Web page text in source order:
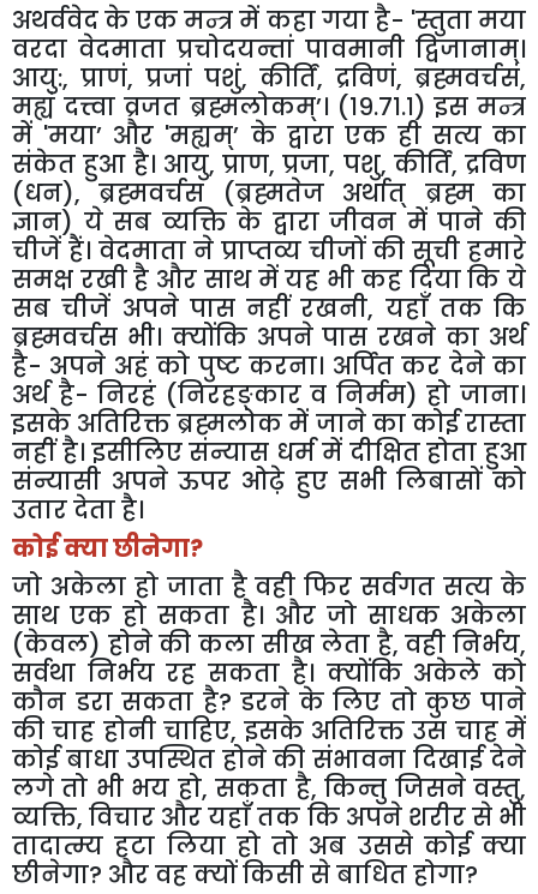
अथर्ववेद के एक मन्त्र में कहा गया है- 'स्तुता मया
वरदा वेदमाता प्रचोदयन्तां पावमानी द्विजानाम्।
आयु:, प्राणं, प्रजां पशुं, कीर्तिं, द्रविणं, ब्रह्मवर्चसं,
मह्यं दत्त्वा व्रजत ब्रह्मलोकम्’। (१९.७१.१) इस मन्त्र
में 'मया’ और 'मह्यम्’ के द्वारा एक ही सत्य का
संकेत हुआ है। आयु, प्राण,प्रजा, पशु, कीर्ति, द्रविण
(धन),ब्रह्मवर्चस (ब्रह्मतेज अर्थात् ब्रह्म का
ज्ञान) ये सब व्यक्ति के द्वारा जीवन में पाने की
चीजें हैं। वेदमाता ने प्राप्तव्य चीजों की सूची हमारे
समक्ष रखी है और साथ में यह भी कह दिया कि ये
सब चीजें अपने पास नहीं रखनी, यहाँ तक कि
ब्रह्मवर्चस भी। क्योंकि अपने पास रखने का अर्थ
है- अपने अहं को पुष्ट करना। अर्पित कर देने का
अर्थ है- निरहं (निरहङ्कार व निर्मम) हो जाना।
इसके अतिरिक्त ब्रह्मलोक में जाने का कोई रास्ता
नहीं है। इसीलिए संन्यास धर्म में दीक्षित होता हुआ
संन्यासी अपने ऊपर ओढ़े हुए सभी लिबासों को
उतार देता है।
कोई क्या छीनेगा?
जो अकेला हो जाता है वही फिर सर्वगत सत्य के
साथ एक हो सकता है। और जो साधक अकेला
(केवल) होने की कला सीख लेता है,वही निर्भय,
सर्वथा निर्भय रह सकता है। क्योंकि अकेले को
कौन डरा सकता है?डरने के लिए तो कुछ पाने
की चाह होनी चाहिए,इसके अतिरिक्त उस चाह में
कोई बाधा उपस्थित होने की संभावना दिखाई देने
लगे तो भी भय हो,सकता है,किन्तु जिसने वस्तु,
व्यक्ति,विचार और यहाँ तक कि अपने शरीर से भी
तादात्म्य हटा लिया हो तो अब उससे कोई क्या
छीनेगा? और वह क्यों किसी से बाधित होगा?